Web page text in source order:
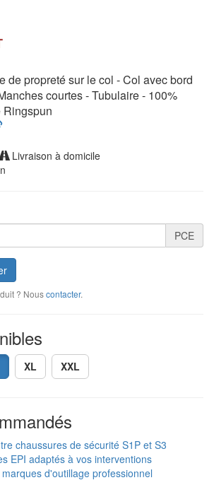
de propreté sur le col - Col avec bord
courtes - Tubulaire - 100%
Ringspun
Livraison à domicile
PCE
? Nouscontacter.
XL XXL
chaussures de sécurité S1P et S3
EPI adaptés à vos interventions
d'outillage professionnel